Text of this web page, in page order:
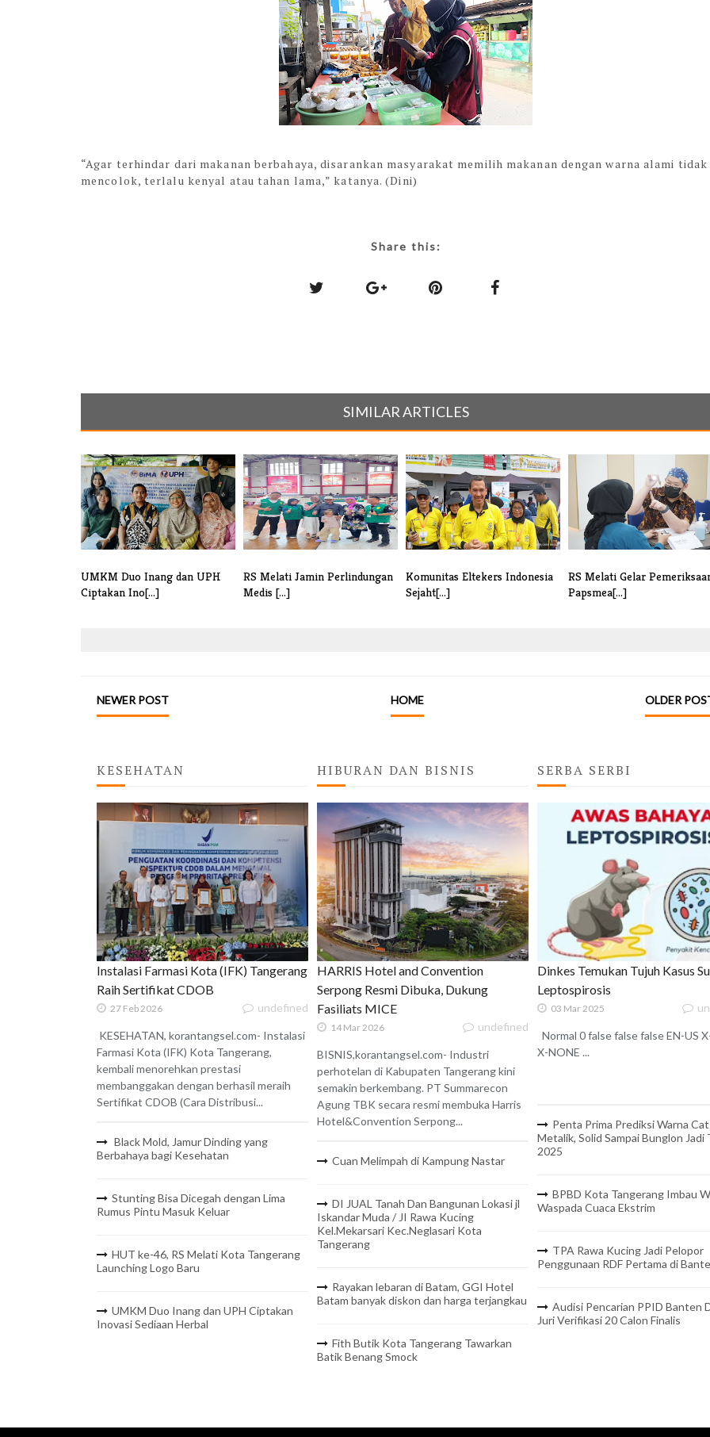
“Agar terhindar dari makanan berbahaya, disarankan masyarakat memilih makanan dengan warna alami tidak
mencolok, terlalu kenyal atau tahan lama,” katanya. (Dini)
Share this:
SIMILAR ARTICLES
UMKM Duo Inang dan UPH
Ciptakan Ino[...]
RS Melati Jamin Perlindungan
Medis [...]
Komunitas Eltekers Indonesia
Sejaht[...]
RS Melati Gelar
Papsmea[...]
NEWER POST OLDER
HOME
KESEHATAN
Instalasi Farmasi Kota (IFK) Tangerang
Raih Sertifikat CDOB
27 Feb 2026 undefined
KESEHATAN, korantangsel.com- Instalasi
Farmasi Kota (IFK) Kota Tangerang,
kembali menorehkan prestasi
membanggakan dengan berhasil meraih
Sertifikat CDOB (Cara Distribusi...
Black Mold, Jamur Dinding yang
Berbahaya bagi Kesehatan
Stunting Bisa Dicegah dengan Lima
Rumus Pintu Masuk Keluar
HUT ke-46, RS Melati Kota Tangerang
Launching Logo Baru
UMKM Duo Inang dan UPH Ciptakan
Inovasi Sediaan Herbal
HIBURAN DAN BISNIS
HARRIS Hotel and Convention
Serpong Resmi Dibuka, Dukung
Fasiliats MICE
14 Mar 2026 undefined
BISNIS,korantangsel.com- Industri
perhotelan di Kabupaten Tangerang kini
semakin berkembang. PT Summarecon
Agung TBK secara resmi membuka Harris
Hotel&Convention Serpong...
Cuan Melimpah di Kampung Nastar
DI JUAL Tanah Dan Bangunan Lokasi jl
Iskandar Muda / JI Rawa Kucing
Kel.Mekarsari Kec.Neglasari Kota
Tangerang
Rayakan lebaran di Batam, GGI Hotel
Batam banyak diskon dan harga terjangkau
Fith Butik Kota Tangerang Tawarkan
Batik Benang Smock
SERBA SERBI
Dinkes Temukan Tujuh Kasus
Leptospirosis
03 Mar 2025
Normal 0 false false false EN-US
X-NONE ...
Penta Prima Prediksi Warna
Metalik, Solid Sampai Bunglon Jadi
2025
BPBD Kota Tangerang Imbau
Waspada Cuaca Ekstrim
TPA Rawa Kucing Jadi Pelopor
Penggunaan RDF Pertama di
Audisi Pencarian PPID Banten
Juri Verifikasi 20 Calon Finalis